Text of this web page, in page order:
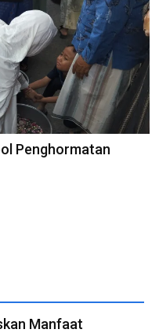
Penghormatan
Manfaat